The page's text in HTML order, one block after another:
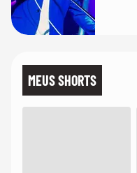
MEUS SHORTS